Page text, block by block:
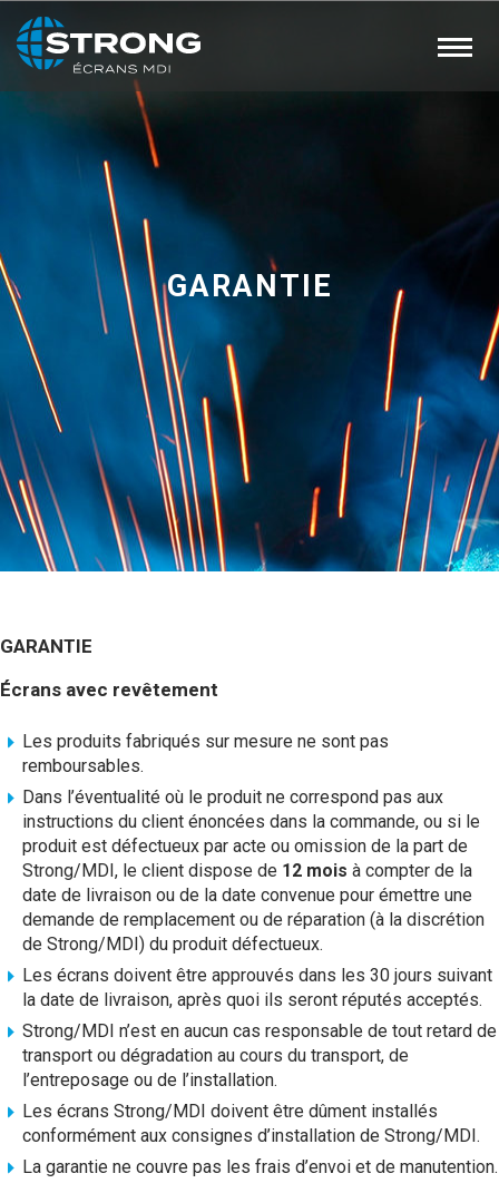
GARANTIE
GARANTIE
Écrans avec revêtement
Les produits fabriqués sur mesure ne sont pas
remboursables.
Dans l’éventualité où le produit ne correspond pas aux
instructions du client énoncées dans la commande, ou si le
produit est défectueux par acte ou omission de la part de
Strong/MDI, le client dispose de 12 mois à compter de la
date de livraison ou de la date convenue pour émettre une
demande de remplacement ou de réparation (à la discrétion
de Strong/MDI) du produit défectueux.
Les écrans doivent être approuvés dans les 30 jours suivant
la date de livraison, après quoi ils seront réputés acceptés.
Strong/MDI n’est en aucun cas responsable de tout retard de
transport ou dégradation au cours du transport, de
l’entreposage ou de l’installation.
Les écrans Strong/MDI doivent être dûment installés
conformément aux consignes d’installation de Strong/MDI.
La garantie ne couvre pas les frais d’envoi et de manutention.